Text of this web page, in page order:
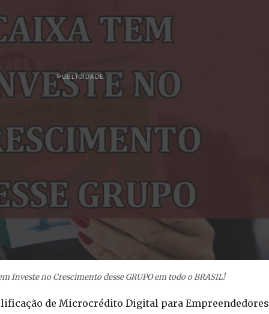
PUBLICIDADE
Investe no Crescimento desse GRUPO em todo o BRASIL!
de Microcrédito Digital para